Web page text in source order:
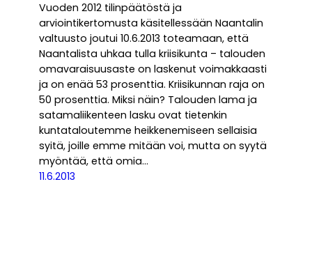
Vuoden 2012 tilinpäätöstä ja
arviointikertomusta käsitellessään Naantalin
valtuusto joutui 10.6.2013 toteamaan, että
Naantalista uhkaa tulla kriisikunta – talouden
omavaraisuusaste on laskenut voimakkaasti
ja on enää 53 prosenttia. Kriisikunnan raja on
50 prosenttia. Miksi näin? Talouden lama ja
satamaliikenteen lasku ovat tietenkin
kuntataloutemme heikkenemiseen sellaisia
syitä, joille emme mitään voi, mutta on syytä
myöntää, että omia…
11.6.2013